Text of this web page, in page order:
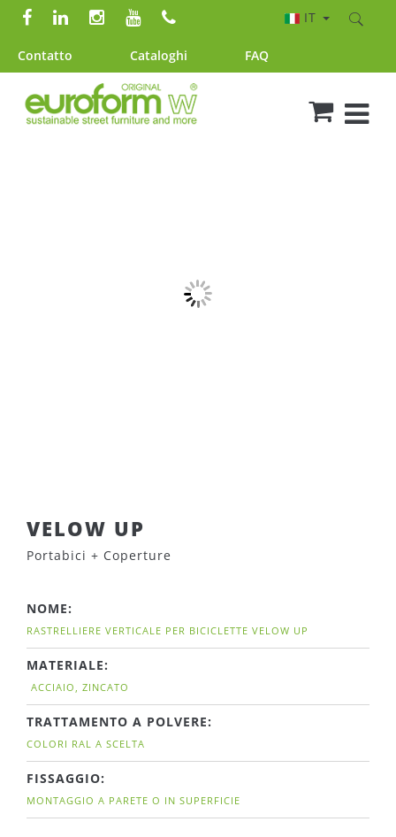
Contatto Cataloghi FAQ
IT
VELOW UP
Portabici + Coperture
NOME:
RASTRELLIERE VERTICALE PER BICICLETTE VELOW UP
MATERIALE:
ACCIAIO, ZINCATO
TRATTAMENTO A POLVERE:
COLORI RAL A SCELTA
FISSAGGIO:
MONTAGGIO A PARETE O IN SUPERFICIE